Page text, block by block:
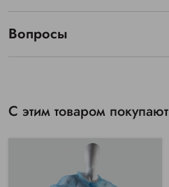
Вопросы
С этим товаром покупают